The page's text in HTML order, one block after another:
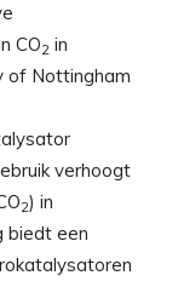
CO2 in
of Nottingham
verhoogt
2) in
biedt een